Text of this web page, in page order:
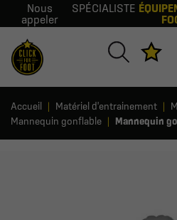
Nous
appeler
SPÉCIALISTE
Accueil Matériel d'entrainement
Mannequin gonflable
Mannequin